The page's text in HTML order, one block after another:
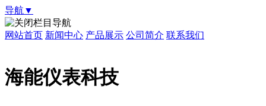
导航▼
栏目导航
网站首页 新闻中心 产品展示 公司简介 联系我们
海能仪表科技